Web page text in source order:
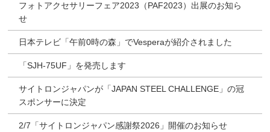
フォトアクセサリーフェア2023（PAF2023）出展のお知ら
せ
日本テレビ「午前0時の森」でVesperaが紹介されました
「SJH-75UF」を発売します
サイトロンジャパンが「JAPAN STEEL CHALLENGE」の冠
スポンサーに決定
2/7「サイトロンジャパン感謝祭2026」開催のお知らせ